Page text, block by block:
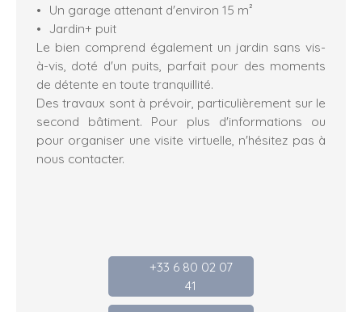
Un garage attenant d'environ 15 m²
Jardin+ puit
Le bien comprend également un jardin sans vis-
à-vis, doté d'un puits, parfait pour des moments
de détente en toute tranquillité.
Des travaux sont à prévoir, particulièrement sur le
second bâtiment. Pour plus d'informations ou
pour organiser une visite virtuelle, n'hésitez pas à
nous contacter.
+33 6 80 02 07
41